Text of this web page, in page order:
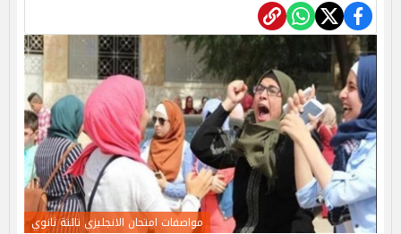
مواصفات امتحان الانجليزي تالتة ثانوي